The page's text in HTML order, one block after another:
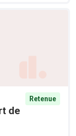
de
Retenue